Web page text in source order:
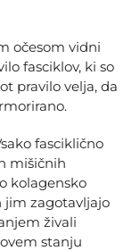
očesom vidni
fasciklov, ki so
pravilo velja, da
fasciklično
mišičnih
kolagensko
jim zagotavljajo
živali
stanju